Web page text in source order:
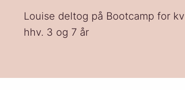
Louise deltog på Bootcamp for
hhv. 3 og 7 år